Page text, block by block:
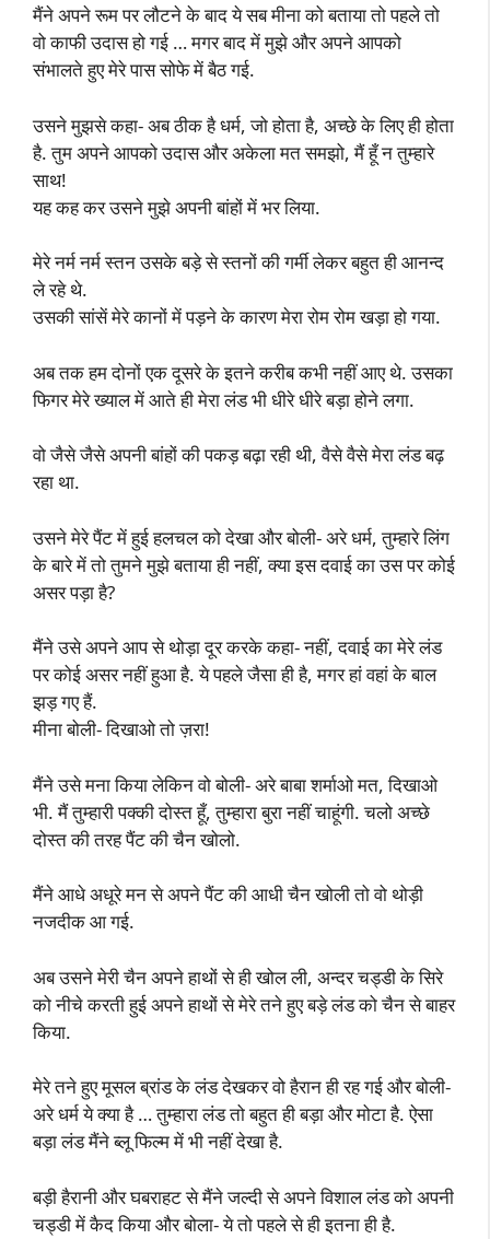
मैंने अपने रूम पर लौटने के बाद ये सब मीना को बताया तो पहले तो
वो काफी उदास हो गई … मगर बाद में मुझे और अपने आपको
संभालते हुए मेरे पास सोफे में बैठ गई.
उसने मुझसे कहा- अब ठीक है धर्म, जो होता है, अच्छे के लिए ही होता
है. तुम अपने आपको उदास और अकेला मत समझो, मैं हूँ न तुम्हारे
साथ!
यह कह कर उसने मुझे अपनी बांहों में भर लिया.
मेरे नर्म नर्म स्तन उसके बड़े से स्तनों की गर्मी लेकर बहुत ही आनन्द
ले रहे थे.
उसकी सांसें मेरे कानों में पड़ने के कारण मेरा रोम रोम खड़ा हो गया.
अब तक हम दोनों एक दूसरे के इतने करीब कभी नहीं आए थे. उसका
फिगर मेरे ख्याल में आते ही मेरा लंड भी धीरे धीरे बड़ा होने लगा.
वो जैसे जैसे अपनी बांहों की पकड़ बढ़ा रही थी, वैसे वैसे मेरा लंड बढ़
रहा था.
उसने मेरे पैंट में हुई हलचल को देखा और बोली- अरे धर्म, तुम्हारे लिंग
के बारे में तो तुमने मुझे बताया ही नहीं, क्या इस दवाई का उस पर कोई
असर पड़ा है?
मैंने उसे अपने आप से थोड़ा दूर करके कहा- नहीं, दवाई का मेरे लंड
पर कोई असर नहीं हुआ है. ये पहले जैसा ही है, मगर हां वहां के बाल
झड़ गए हैं.
मीना बोली- दिखाओ तो ज़रा!
मैंने उसे मना किया लेकिन वो बोली- अरे बाबा शर्माओ मत, दिखाओ
भी. मैं तुम्हारी पक्की दोस्त हूँ, तुम्हारा बुरा नहीं चाहूंगी. चलो अच्छे
दोस्त की तरह पैंट की चैन खोलो.
मैंने आधे अधूरे मन से अपने पैंट की आधी चैन खोली तो वो थोड़ी
नजदीक आ गई.
अब उसने मेरी चैन अपने हाथों से ही खोल ली, अन्दर चड्डी के सिरे
को नीचे करती हुई अपने हाथों से मेरे तने हुए बड़े लंड को चैन से बाहर
किया.
मेरे तने हुए मूसल ब्रांड के लंड देखकर वो हैरान ही रह गई और बोली-
अरे धर्म ये क्या है … तुम्हारा लंड तो बहुत ही बड़ा और मोटा है. ऐसा
बड़ा लंड मैंने ब्लू फिल्म में भी नहीं देखा है.
बड़ी हैरानी और घबराहट से मैंने जल्दी से अपने विशाल लंड को अपनी
चड्डी में कैद किया और बोला- ये तो पहले से ही इतना ही है.